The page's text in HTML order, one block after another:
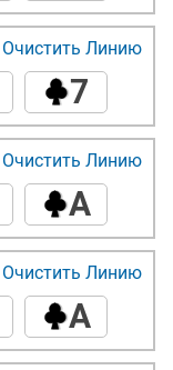
7
Очистить Линию
A
Очистить Линию
A
Очистить Линию